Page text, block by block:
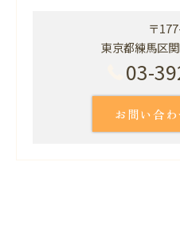
〒
東京都練馬区
03-
お問い合